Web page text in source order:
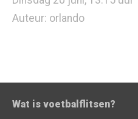
Auteur: orlando
Wat is voetbalflitsen?